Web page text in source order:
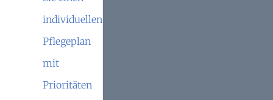
individuellen
Pflegeplan
mit
Prioritäten